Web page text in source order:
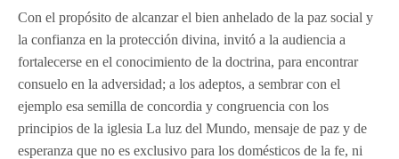
Con el propósito de alcanzar el bien anhelado de la paz social y
la confianza en la protección divina, invitó a la audiencia a
fortalecerse en el conocimiento de la doctrina, para encontrar
consuelo en la adversidad; a los adeptos, a sembrar con el
ejemplo esa semilla de concordia y congruencia con los
principios de la iglesia La luz del Mundo, mensaje de paz y de
esperanza que no es exclusivo para los domésticos de la fe, ni